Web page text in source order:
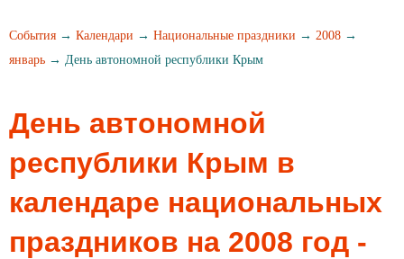
События → Календари → Национальные праздники → 2008 →
январь → День автономной республики Крым
День автономной
республики Крым в
календаре национальных
праздников на 2008 год -